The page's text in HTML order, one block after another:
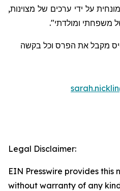
על ידי ערכים של מצוינות,
משפחתי ומולדתי".
מקבל את הפרס וכל בקשה
Legal Disclaimer:
EIN Presswire provides this
without warranty of any